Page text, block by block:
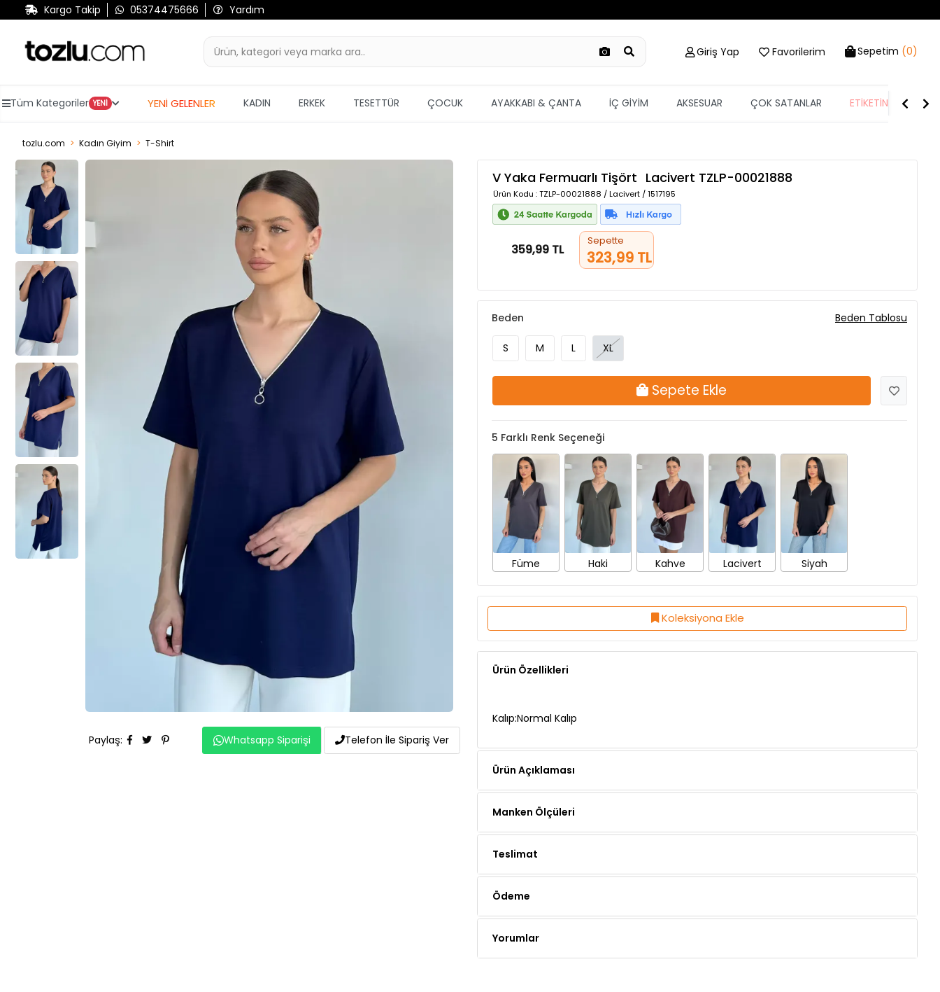
Kargo Takip 05374475666 Yardım
Giriş Yap Favorilerim Sepetim (0)
Tüm Kategoriler YENİ YENİ GELENLER KADIN ERKEK TESETTÜR ÇOCUK AYAKKABI & ÇANTA İÇ GİYİM AKSESUAR ÇOK SATANLAR ETİKETİN YARISI
tozlu.com Kadın Giyim T-Shirt
Paylaş: Whatsapp Siparişi Telefon İle Sipariş Ver
V Yaka Fermuarlı Tişört Lacivert TZLP-00021888
Ürün Kodu : TZLP-00021888 / Lacivert / 1517195
359,99 TL
Sepette
323,99 TL
Beden
S M L XL
Beden Tablosu
Sepete Ekle
5 Farklı Renk Seçeneği
Füme Haki Kahve Lacivert Siyah
Koleksiyona Ekle
Ürün Özellikleri
Kalıp:Normal Kalıp
Ürün Açıklaması
Manken Ölçüleri
Teslimat
Ödeme
Yorumlar